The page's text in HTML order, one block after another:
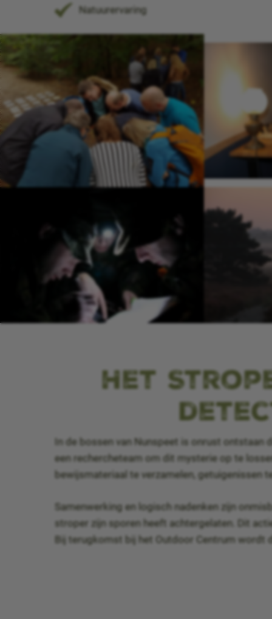
Natuurervaring
Het
In de bossen van Nunspeet is onrust ontstaan
een rechercheteam om dit mysterie op te
bewijsmateriaal te verzamelen, getuigenissen
Samenwerking en logisch nadenken zijn
stroper zijn sporen heeft achtergelaten. Dit
Bij terugkomst bij het Outdoor Centrum wordt